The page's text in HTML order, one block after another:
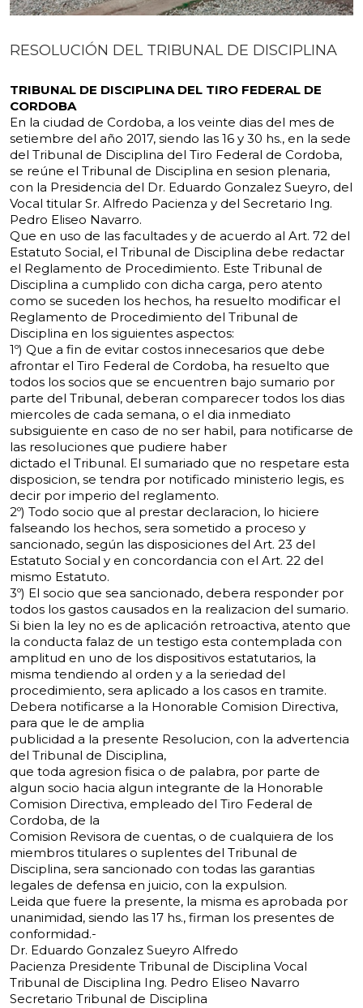
RESOLUCIÓN DEL TRIBUNAL DE DISCIPLINA
TRIBUNAL DE DISCIPLINA DEL TIRO FEDERAL DE
CORDOBA
En la ciudad de Cordoba, a los veinte dias del mes de
setiembre del año 2017, siendo las 16 y 30 hs., en la sede
del Tribunal de Disciplina del Tiro Federal de Cordoba,
se reúne el Tribunal de Disciplina en sesion plenaria,
con la Presidencia del Dr. Eduardo Gonzalez Sueyro, del
Vocal titular Sr. Alfredo Pacienza y del Secretario Ing.
Pedro Eliseo Navarro.
Que en uso de las facultades y de acuerdo al Art. 72 del
Estatuto Social, el Tribunal de Disciplina debe redactar
el Reglamento de Procedimiento. Este Tribunal de
Disciplina a cumplido con dicha carga, pero atento
como se suceden los hechos, ha resuelto modificar el
Reglamento de Procedimiento del Tribunal de
Disciplina en los siguientes aspectos:
1º) Que a fin de evitar costos innecesarios que debe
afrontar el Tiro Federal de Cordoba, ha resuelto que
todos los socios que se encuentren bajo sumario por
parte del Tribunal, deberan comparecer todos los dias
miercoles de cada semana, o el dia inmediato
subsiguiente en caso de no ser habil, para notificarse de
las resoluciones que pudiere haber
dictado el Tribunal. El sumariado que no respetare esta
disposicion, se tendra por notificado ministerio legis, es
decir por imperio del reglamento.
2º) Todo socio que al prestar declaracion, lo hiciere
falseando los hechos, sera sometido a proceso y
sancionado, según las disposiciones del Art. 23 del
Estatuto Social y en concordancia con el Art. 22 del
mismo Estatuto.
3º) El socio que sea sancionado, debera responder por
todos los gastos causados en la realizacion del sumario.
Si bien la ley no es de aplicación retroactiva, atento que
la conducta falaz de un testigo esta contemplada con
amplitud en uno de los dispositivos estatutarios, la
misma tendiendo al orden y a la seriedad del
procedimiento, sera aplicado a los casos en tramite.
Debera notificarse a la Honorable Comision Directiva,
para que le de amplia
publicidad a la presente Resolucion, con la advertencia
del Tribunal de Disciplina,
que toda agresion fisica o de palabra, por parte de
algun socio hacia algun integrante de la Honorable
Comision Directiva, empleado del Tiro Federal de
Cordoba, de la
Comision Revisora de cuentas, o de cualquiera de los
miembros titulares o suplentes del Tribunal de
Disciplina, sera sancionado con todas las garantias
legales de defensa en juicio, con la expulsion.
Leida que fuere la presente, la misma es aprobada por
unanimidad, siendo las 17 hs., firman los presentes de
conformidad.-
Dr. Eduardo Gonzalez Sueyro Alfredo
Pacienza Presidente Tribunal de Disciplina Vocal
Tribunal de Disciplina Ing. Pedro Eliseo Navarro
Secretario Tribunal de Disciplina